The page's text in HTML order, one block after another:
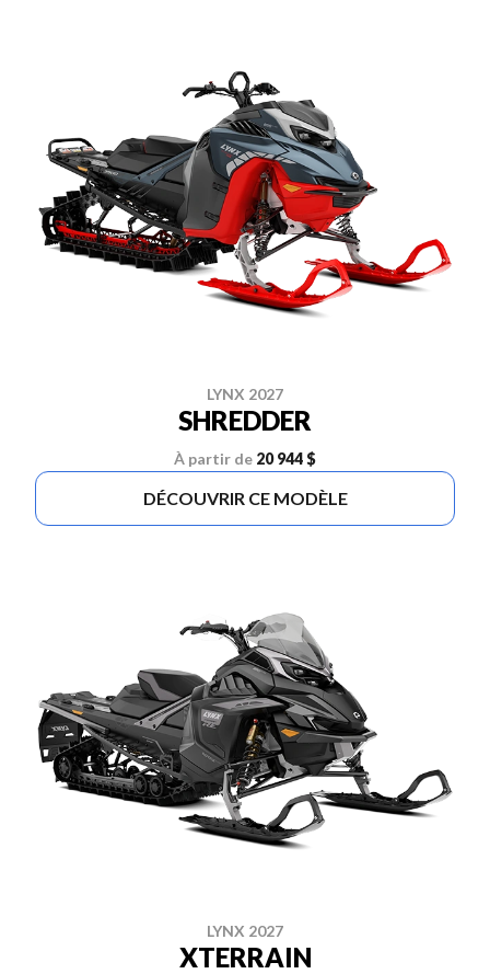
LYNX 2027
SHREDDER
À partir de 20 944 $
DÉCOUVRIR CE MODÈLE
LYNX 2027
XTERRAIN